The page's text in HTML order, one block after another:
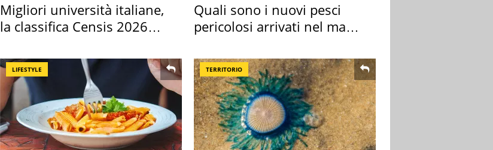
Migliori università italiane,
la classifica Censis 2026
Quali sono i nuovi pesci
pericolosi arrivati nel mar
LIFESTYLE TERRITORIO